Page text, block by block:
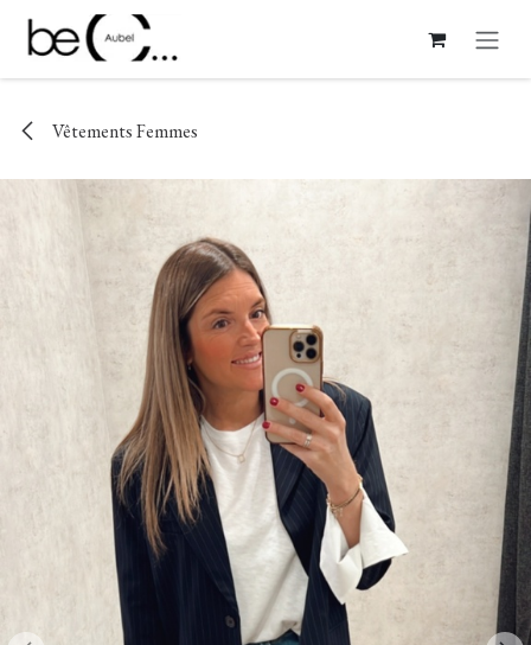
Se rendre au contenu
Vêtements Femmes